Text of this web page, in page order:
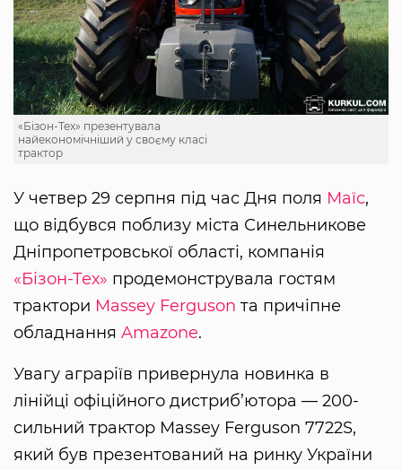
«Бізон-Тех» презентувала
найекономічніший у своєму класі
трактор
У четвер 29 серпня під час Дня поля Маїс,
що відбувся поблизу міста Синельникове
Дніпропетровської області, компанія
«Бізон-Тех» продемонструвала гостям
трактори Massey Ferguson та причіпне
обладнання Amazone.
Увагу аграріїв привернула новинка в
лінійці офіційного дистриб’ютора — 200-
сильний трактор Massey Ferguson 7722S,
який був презентований на ринку України